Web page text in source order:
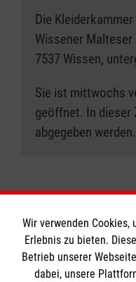
Die
Wissener
7537 Wissen,
Sie ist mittwochs
geöffnet. In dieser
abgegeben werden.
Informationen
Wir verwenden
Erlebnis zu bieten.
Betrieb unserer
dabei, unsere